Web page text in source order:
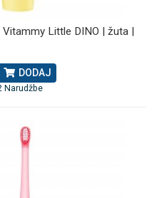
Little DINO | žuta |
DODAJ
Narudžbe